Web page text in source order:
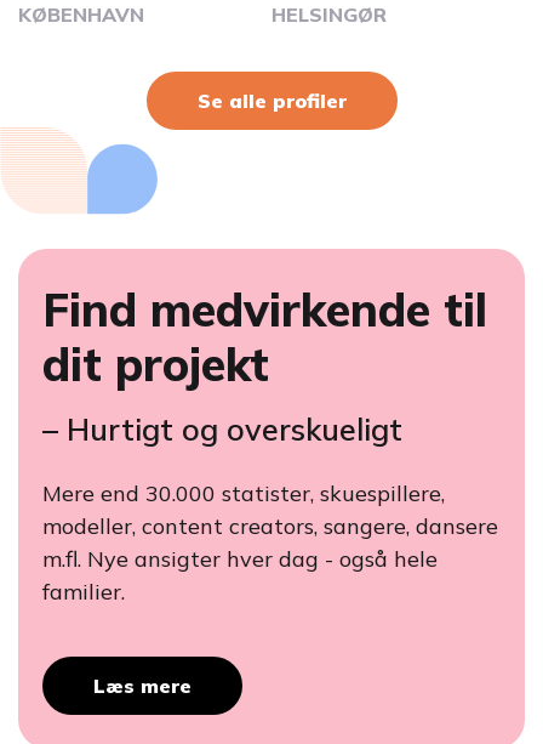
KØBENHAVN HELSINGØR
Se alle profiler
Find medvirkende til
dit projekt
– Hurtigt og overskueligt
Mere end 30.000 statister, skuespillere,
modeller, content creators, sangere, dansere
m.fl. Nye ansigter hver dag - også hele
familier.
Læs mere